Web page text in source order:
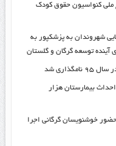
ملی کنواسیون حقوق کودک
شهروندان به پزشکپور به
آینده توسعه گرگان و گلستان
بیمارستان هزار
خوشنویسان گرگانی اجرا